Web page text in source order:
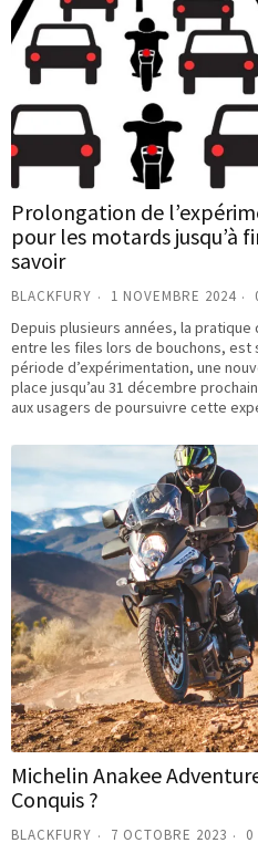
Prolongation de
pour les motards jusqu’à
savoir
BLACKFURY 1 NOVEMBRE 2024
Depuis plusieurs années, la
entre les files lors de bouchons, est
période d’expérimentation, une
place jusqu’au 31 décembre
aux usagers de poursuivre cette
Michelin Anakee
Conquis ?
BLACKFURY 7 OCTOBRE 2023 0